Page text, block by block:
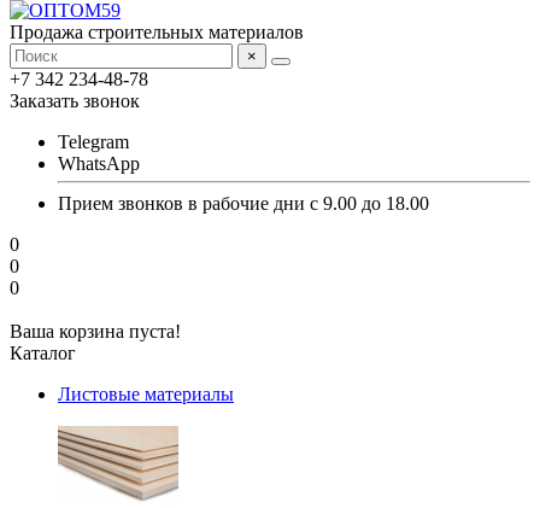
Продажа строительных материалов
×
+7 342 234-48-78
Заказать звонок
Telegram
WhatsApp
Прием звонков в рабочие дни с 9.00 до 18.00
0
0
0
Ваша корзина пуста!
Каталог
Листовые материалы